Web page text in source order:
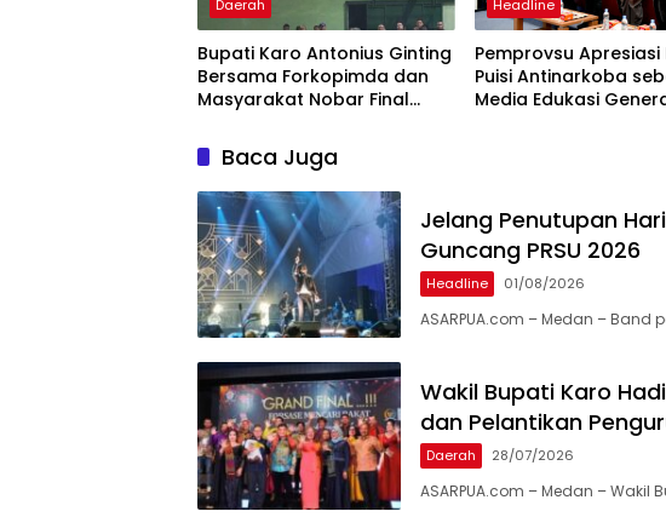
Daerah
Bupati Karo Antonius Ginting
Bersama Forkopimda dan
Masyarakat Nobar Final
Headline
Pemprovsu Apresiasi
Puisi Antinarkoba
Media Edukasi
Baca Juga
Jelang Penutupan
Guncang PRSU 2026
Headline 01/08/2026
ASARPUA.com – Medan – Band
Wakil Bupati Karo
dan Pelantikan
Daerah 28/07/2026
ASARPUA.com – Medan – Wakil